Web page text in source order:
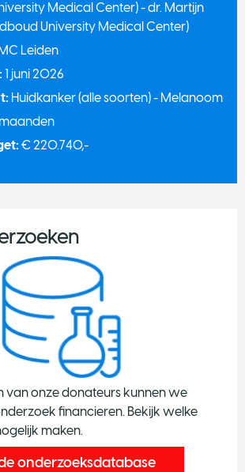
Medical Center) - dr. Martijn
University Medical Center)
Leiden
1 juni 2026
Huidkanker (alle soorten) - Melanoom
€ 220.740,-
van onze donateurs kunnen we
financieren. Bekijk welke
maken.
onderzoeksdatabase